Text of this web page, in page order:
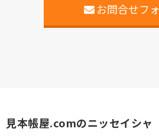
お問合せフ
見本帳屋.comのニッセイシャ